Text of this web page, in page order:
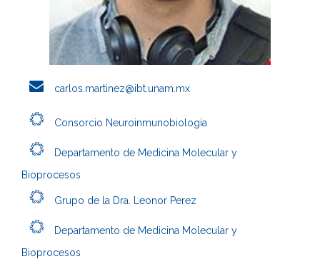
carlos.martinez@ibt.unam.mx
Consorcio Neuroinmunobiología
Departamento de Medicina Molecular y
Bioprocesos
Grupo de la Dra. Leonor Perez
Departamento de Medicina Molecular y
Bioprocesos